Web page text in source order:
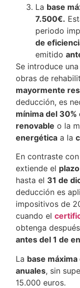
La base
7.500€.
periodo
de
emitido
Se introduce
obras de
mayormente
deducción, es
mínima del
renovable o la
energética a la
En contraste
extiende el plazo
hasta el 31 de
deducción es
impositivos de
cuando el
obtenga
antes del 1 de
La base
anuales, sin
15.000 euros.